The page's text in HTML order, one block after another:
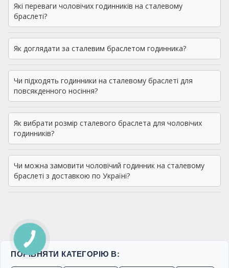
Які переваги чоловічих годинників на сталевому
браслеті?
Як доглядати за сталевим браслетом годинника?
Чи підходять годинники на сталевому браслеті для
повсякденного носіння?
Як вибрати розмір сталевого браслета для чоловічих
годинників?
Чи можна замовити чоловічий годинник на сталевому
браслеті з доставкою по Україні?
ПОРІВНЯТИ КАТЕГОРІЮ В: